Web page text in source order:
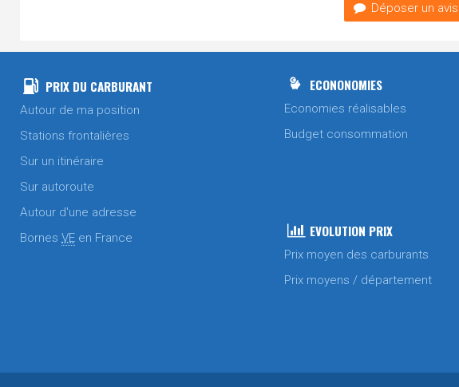
Déposer un avis
PRIX DU CARBURANT
Autour de ma position
Stations frontalières
Sur un itinéraire
Sur autoroute
Autour d'une adresse
Bornes VE en France
ECONONOMIES
Economies réalisables
Budget consommation
EVOLUTION PRIX
Prix moyen des carburants
Prix moyens / département